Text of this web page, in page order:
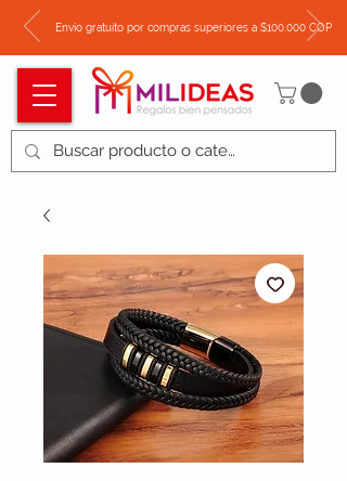
Envío gratuito por compras superiores a $100.000 COP